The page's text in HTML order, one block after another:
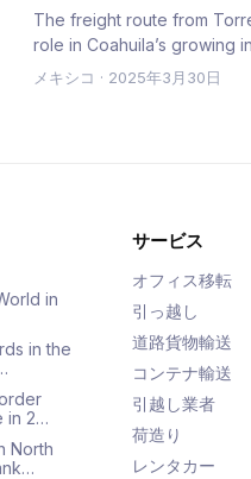
The freight route from
role in Coahuila’s growing
known f…
メキシコ · 2025年3月30日
in
in the
in 2…
North
サービス
オフィス移転
引っ越し
道路貨物輸送
コンテナ輸送
引越し業者
荷造り
レンタカー